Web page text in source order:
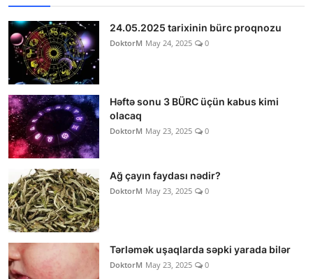
24.05.2025 tarixinin bürc proqnozu
DoktorM May 24, 2025 0
Həftə sonu 3 BÜRC üçün kabus kimi
olacaq
DoktorM May 23, 2025 0
Ağ çayın faydası nədir?
DoktorM May 23, 2025 0
Tərləmək uşaqlarda səpki yarada bilər
DoktorM May 23, 2025 0